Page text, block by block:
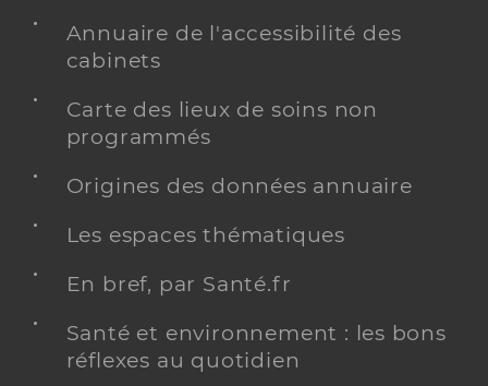
Annuaire de l'accessibilité des
cabinets
Carte des lieux de soins non
programmés
Origines des données annuaire
Les espaces thématiques
En bref, par Santé.fr
Santé et environnement : les bons
réflexes au quotidien